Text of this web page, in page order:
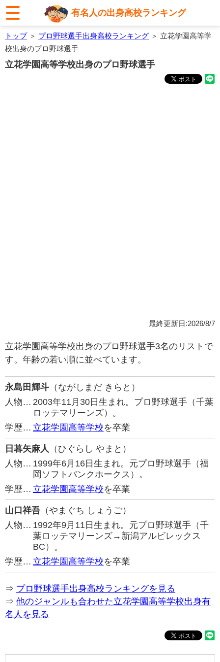
有名人の出身高校ランキング
トップ＞ プロ野球選手出身高校ランキング ＞ 立花学園高等学
校出身のプロ野球選手
立花学園高等学校出身のプロ野球選手
最終更新日:2026/8/7
立花学園高等学校出身のプロ野球選手3名のリストで
す。年齢の若い順に並べています。
永島田輝斗 （ながしまだ きらと）
人物… 2003年11月30日生まれ。プロ野球選手（千葉
ロッテマリーンズ）。
学歴… 立花学園高等学校を卒業
日暮矢麻人 （ひぐらし やまと）
人物… 1999年6月16日生まれ。元プロ野球選手（福
岡ソフトバンクホークス）。
学歴… 立花学園高等学校を卒業
山口祥吾 （やまぐち しょうご）
人物… 1992年9月11日生まれ。元プロ野球選手（千
葉ロッテマリーンズ→新潟アルビレックス
BC）。
学歴… 立花学園高等学校を卒業
⇒ プロ野球選手出身高校ランキングを見る
⇒ 他のジャンルも合わせた立花学園高等学校出身有
名人を見る